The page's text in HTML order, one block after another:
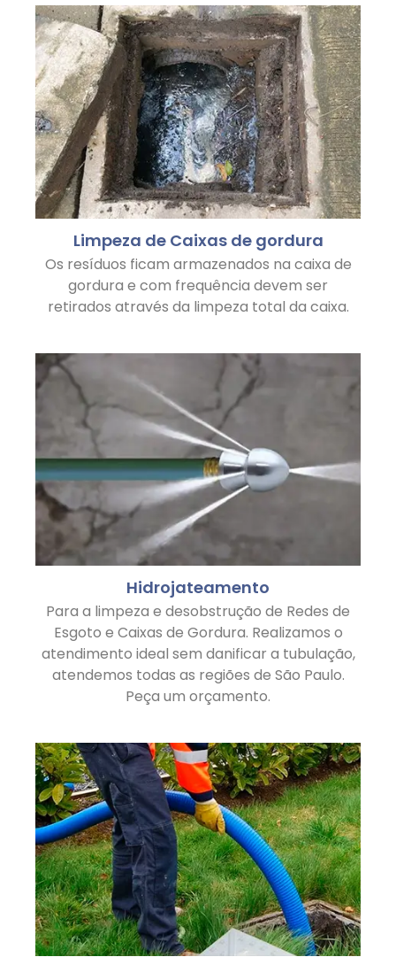
Limpeza de Caixas de gordura
Os resíduos ficam armazenados na caixa de
gordura e com frequência devem ser
retirados através da limpeza total da caixa.
Hidrojateamento
Para a limpeza e desobstrução de Redes de
Esgoto e Caixas de Gordura. Realizamos o
atendimento ideal sem danificar a tubulação,
atendemos todas as regiões de São Paulo.
Peça um orçamento.